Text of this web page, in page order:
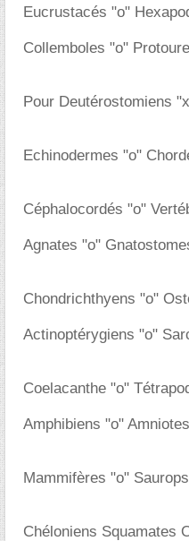
Eucrustacés "o"
Collemboles "o"
Pour Deutérostomiens
Echinodermes "o"
Céphalocordés "o"
Agnates "o"
Chondrichthyens "o"
Actinoptérygiens "o"
Coelacanthe "o"
Amphibiens "o"
Mammifères "o"
Chéloniens Squamates